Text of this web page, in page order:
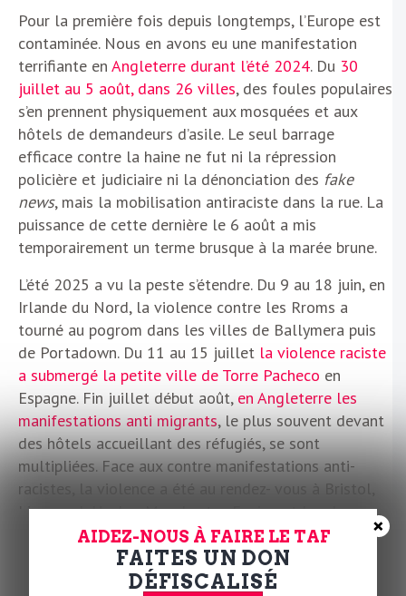
Pour la première fois depuis longtemps, l’Europe est
contaminée. Nous en avons eu une manifestation
terrifiante en Angleterre durant l’été 2024. Du 30
juillet au 5 août, dans 26 villes, des foules populaires
s’en prennent physiquement aux mosquées et aux
hôtels de demandeurs d’asile. Le seul barrage
efficace contre la haine ne fut ni la répression
policière et judiciaire ni la dénonciation des fake
news, mais la mobilisation antiraciste dans la rue. La
puissance de cette dernière le 6 août a mis
temporairement un terme brusque à la marée brune.
L’été 2025 a vu la peste s’étendre. Du 9 au 18 juin, en
Irlande du Nord, la violence contre les Rroms a
tourné au pogrom dans les villes de Ballymera puis
de Portadown. Du 11 au 15 juillet la violence raciste
a submergé la petite ville de Torre Pacheco en
Espagne. Fin juillet début août, en Angleterre les
manifestations anti migrants, le plus souvent devant
des hôtels accueillant des réfugiés, se sont
multipliées. Face aux contre manifestations anti-
racistes, la violence a été au rendez- vous à Bristol,
Liverpool, Horley, Manchester, Epping et Londres…
La France n’est pas à l’abri. En 2022, la petite ville de
en Bretagne a connu une mobilisation
AIDEZ-NOUS À FAIRE LE TAF
FAITES UN DON
DÉFISCALISÉ
×